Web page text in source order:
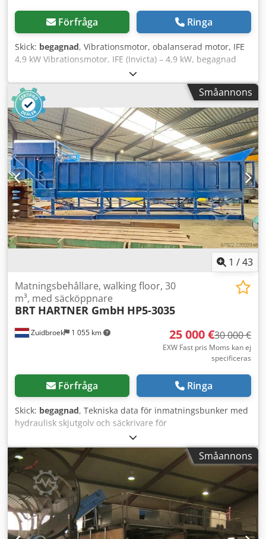
Förfråga Ringa
Skick: begagnad, Vibrationsmotor, obalanserad motor, IFE
4,9 kW Vibrationsmotor, IFE (Invicta) – 4,9 kW, begagnad
maskin Tillverkare: IFE Aufbereitungstechnik / Knorr-
Bremse GmbH, division IFE (tillverkad i Österrike) Typ:
LM882T Serienummer: 227308 Tillverkningsår: 2003
(november) Dcedpfxezruh De Abwek Effekt: 4,9 kW (4900 W)
Varvtal: 720 varv/min Matningsspänning: Trefas (400 V Y,
50 Hz) Strömförbrukning: 13,3 A Effektfaktor (cos φ): 0,55
Skyddsklass: IP 66 Isolationsklass: F Vikt: 484 kg
Småannons
1 /43
Zuidbroek 1 055 km
Matningsbehållare, walking floor, 30
m³, med säcköppnare
BRT HARTNER GmbH HP5-3035
25 000 €30 000 €
EXW Fast pris Moms kan ej
specificeras
Förfråga Ringa
Skick: begagnad, Tekniska data för inmatningsbunker med
hydraulisk skjutgolv och säckrivare för
återvinningsmaterial från gula säckar och kommersiellt
avfall: Tillverkare: BRT HARTNER GmbH Typ: HP5-3035
Tillverkningsår: 2015 Bunkervolym: 30 m³ Drivningseffekt:
17,5 kW Mått i nuvarande skick: 13 200 x 3 050 x 4 350 mm
(L x B x H) Maskinens skick: Inmatningsbunkern med
säckrivare användes hos en större återvinningsanläggning,
där återvinningsmaterial från gula säckar eller
kommersiellt avfall lastades i bunkern med hjullastare.
Säcken öppnades via säckrivaren och materialet fördes
Småannons